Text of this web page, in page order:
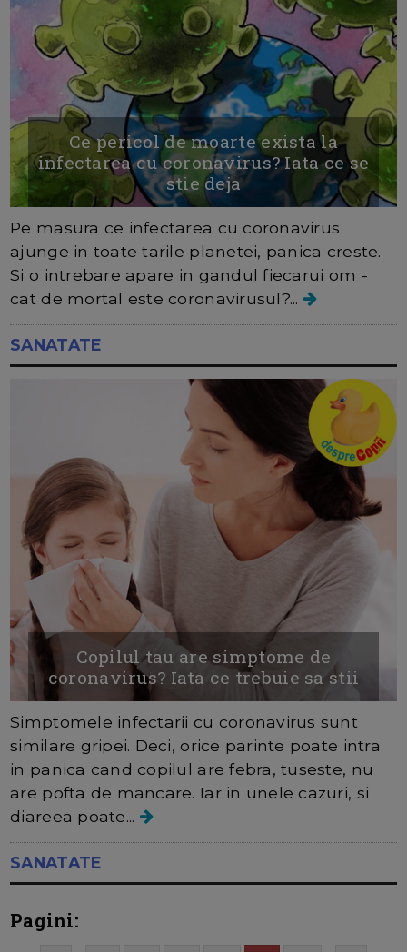
Ce pericol de moarte exista la
infectarea cu coronavirus? Iata ce se
stie deja
Pe masura ce infectarea cu coronavirus
ajunge in toate tarile planetei, panica creste.
Si o intrebare apare in gandul fiecarui om -
cat de mortal este coronavirusul?...
SANATATE
Copilul tau are simptome de
coronavirus? Iata ce trebuie sa stii
Simptomele infectarii cu coronavirus sunt
similare gripei. Deci, orice parinte poate intra
in panica cand copilul are febra, tuseste, nu
are pofta de mancare. Iar in unele cazuri, si
diareea poate...
SANATATE
Pagini: